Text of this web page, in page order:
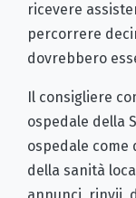
ricevere
percorrere
dovrebbero
Il consigliere
ospedale della
ospedale
della sanità